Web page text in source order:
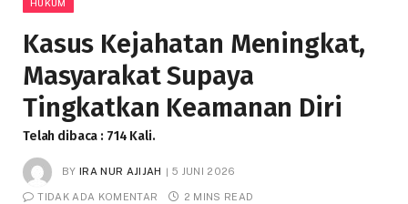
HUKUM
Kasus Kejahatan Meningkat,
Masyarakat Supaya
Tingkatkan Keamanan Diri
Telah dibaca : 714 Kali.
BY IRA NUR AJIJAH 5 JUNI 2026
TIDAK ADA KOMENTAR 2 MINS READ